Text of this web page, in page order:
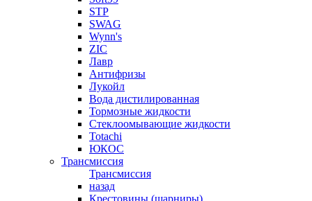
STP
SWAG
Wynn's
ZIC
Лавр
Антифризы
Лукойл
Вода дистилированная
Тормозные жидкости
Стеклоомывающие жидкости
Totachi
ЮКОС
Трансмиссия
Трансмиссия
назад
Крестовины (шарниры)